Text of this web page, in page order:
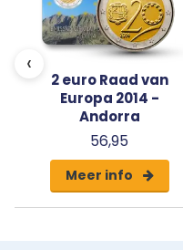
‹
2 euro Raad van
Europa 2014 -
Andorra
56,95
Meer info